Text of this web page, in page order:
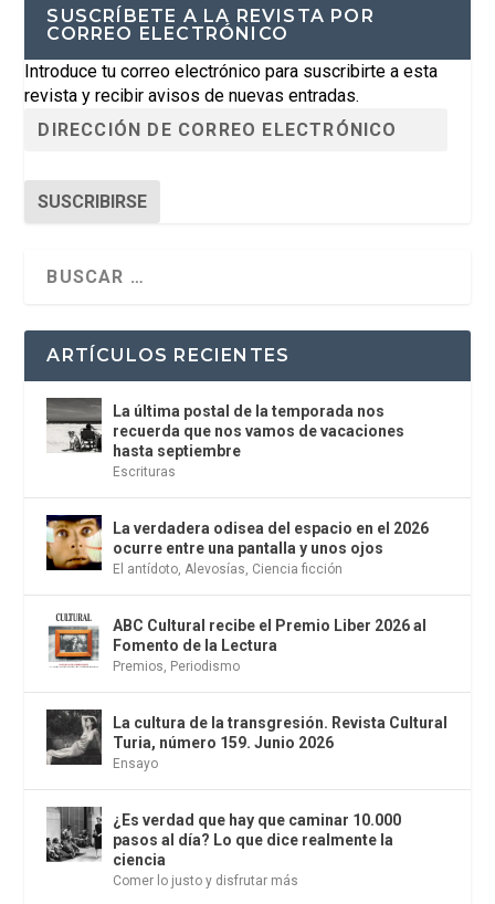
SUSCRÍBETE A LA REVISTA POR
CORREO ELECTRÓNICO
Introduce tu correo electrónico para suscribirte a esta
revista y recibir avisos de nuevas entradas.
SUSCRIBIRSE
ARTÍCULOS RECIENTES
La última postal de la temporada nos
recuerda que nos vamos de vacaciones
hasta septiembre
Escrituras
La verdadera odisea del espacio en el 2026
ocurre entre una pantalla y unos ojos
El antídoto Alevosías Ciencia ficción
ABC Cultural recibe el Premio Liber 2026 al
Fomento de la Lectura
Premios Periodismo
La cultura de la transgresión. Revista Cultural
Turia, número 159. Junio 2026
Ensayo
¿Es verdad que hay que caminar 10.000
pasos al día? Lo que dice realmente la
ciencia
Comer lo justo y disfrutar más